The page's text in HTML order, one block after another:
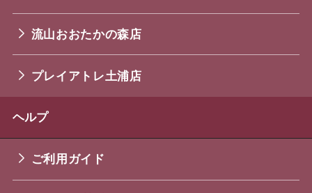
流山おおたかの森店
プレイアトレ土浦店
ヘルプ
ご利用ガイド